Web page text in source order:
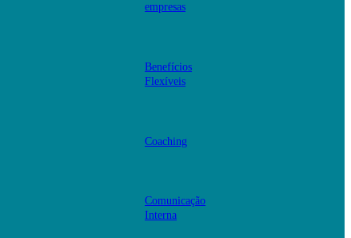
empresas
Benefícios
Flexíveis
Coaching
Comunicação
Interna